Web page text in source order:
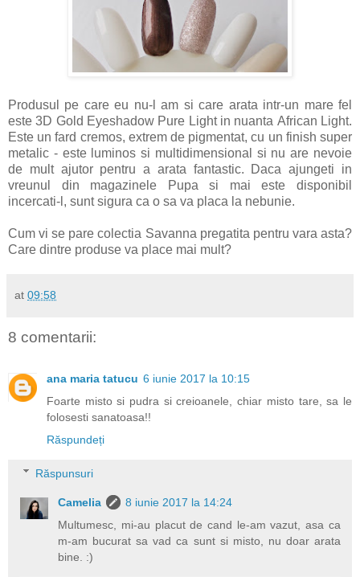
Produsul pe care eu nu-l am si care arata intr-un mare fel
este 3D Gold Eyeshadow Pure Light in nuanta African Light.
Este un fard cremos, extrem de pigmentat, cu un finish super
metalic - este luminos si multidimensional si nu are nevoie
de mult ajutor pentru a arata fantastic. Daca ajungeti in
vreunul din magazinele Pupa si mai este disponibil
incercati-l, sunt sigura ca o sa va placa la nebunie.
Cum vi se pare colectia Savanna pregatita pentru vara asta?
Care dintre produse va place mai mult?
at 09:58
8 comentarii:
ana maria tatucu 6 iunie 2017 la 10:15
Foarte misto si pudra si creioanele, chiar misto tare, sa le
folosesti sanatoasa!!
Răspundeți
Răspunsuri
Camelia
8 iunie 2017 la 14:24
Multumesc, mi-au placut de cand le-am vazut, asa ca
m-am bucurat sa vad ca sunt si misto, nu doar arata
bine. :)